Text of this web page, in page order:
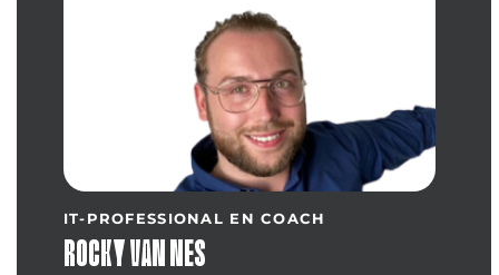
IT-PROFESSIONAL EN COACH
ROCKY VAN NES